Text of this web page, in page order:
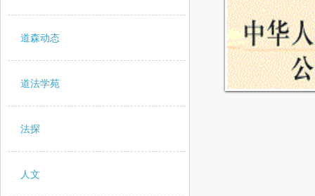
道森动态
道法学苑
法探
人文